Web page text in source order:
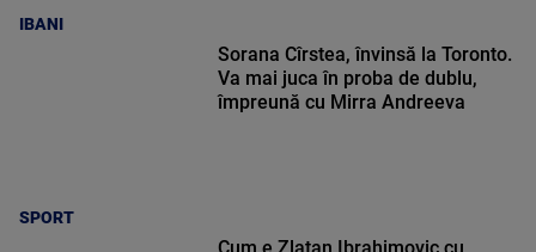
IBANI
SPORT
Sorana Cîrstea, învinsă la Toronto.
Va mai juca în proba de dublu,
împreună cu Mirra Andreeva
Cum e Zlatan Ibrahimovic cu